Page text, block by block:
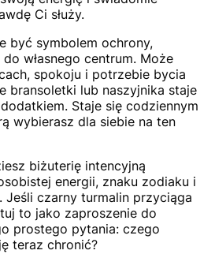
Ci służy.
być symbolem ochrony,
własnego centrum. Może
spokoju i potrzebie bycia
bransoletki lub naszyjnika staje
Staje się codziennym
wybierasz dla siebie na ten
biżuterię intencyjną
energii, znaku zodiaku i
Jeśli czarny turmalin przyciąga
to jako zaproszenie do
prostego pytania: czego
teraz chronić?